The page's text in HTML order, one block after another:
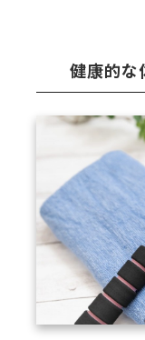
健康的な